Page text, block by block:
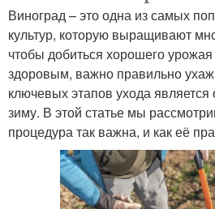
Виноград – это одна из самых
культур, которую выращивают
чтобы добиться хорошего
здоровым, важно правильно
ключевых этапов ухода является
зиму. В этой статье мы
процедура так важна, и как её